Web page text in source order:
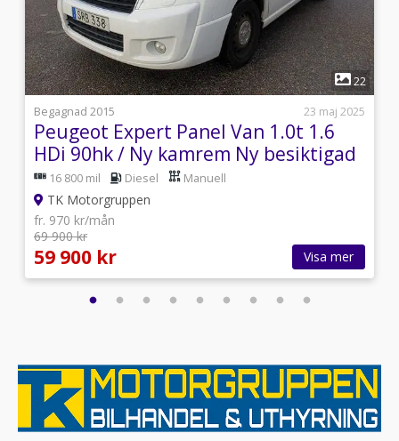
1
22
Begagnad 2015
23 maj 2025
Peugeot Expert Panel Van 1.0t 1.6
HDi 90hk / Ny kamrem Ny besiktigad
16 800 mil Diesel Manuell
TK Motorgruppen
fr. 970 kr/mån
69 900 kr
59 900 kr Visa mer